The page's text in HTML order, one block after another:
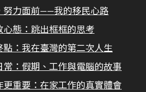
努力面前——我的移民心路
心態：跳出框框的思考
點：我在臺灣的第二次人生
常：假期、工作與電腦的故事
更重要：在家工作的真實體會